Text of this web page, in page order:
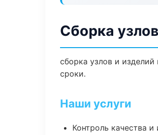
Сборка
сборка узлов и
сроки.
Наши услуги
Контроль качества